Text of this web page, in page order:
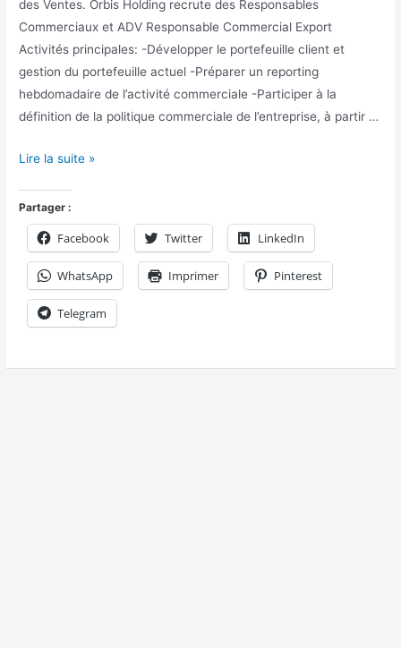
des Ventes. Orbis Holding recrute des Responsables
Commerciaux et ADV Responsable Commercial Export
Activités principales: -Développer le portefeuille client et
gestion du portefeuille actuel -Préparer un reporting
hebdomadaire de l’activité commerciale -Participer à la
définition de la politique commerciale de l’entreprise, à partir …
Lire la suite »
Partager :
Facebook Twitter LinkedIn
WhatsApp Imprimer Pinterest
Telegram